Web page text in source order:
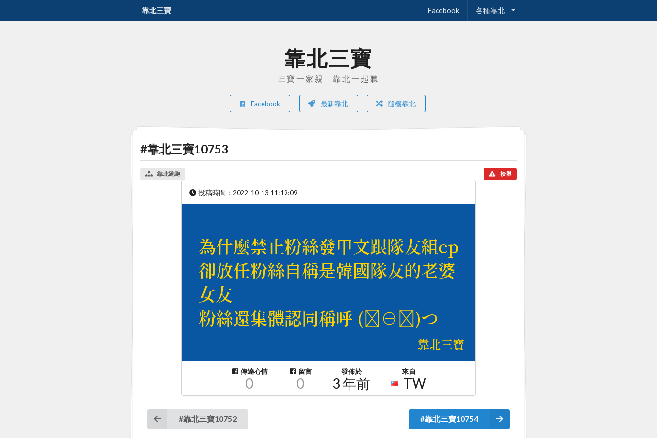
靠北三寶 Facebook 各種靠北
靠北三寶
三寶一家親，靠北一起聽
Facebook 最新靠北 隨機靠北
#靠北三寶10753
靠北跑跑 檢舉
投稿時間： 2022-10-13 11:19:09
傳達心情
0
留言
0
發佈於
3 年前
來自
TW
#靠北三寶10752 #靠北三寶10754